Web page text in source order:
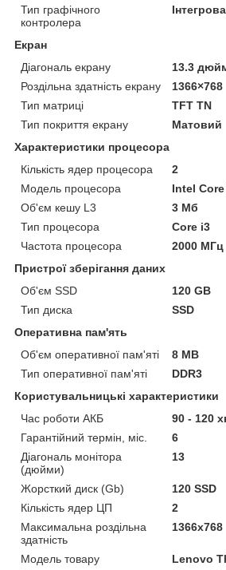
Тип графічного
контролера
Екран
Діагональ екрану
13.3
Роздільна здатність екрану
1366×768
Тип матриці
TFT TN
Тип покриття екрану
Матовий
Характеристики процесора
Кількість ядер процесора
2
Модель процесора
Intel
Об'єм кешу L3
3 Мб
Тип процесора
Core i3
Частота процесора
2000 МГц
Пристрої зберігання даних
Об'єм SSD
120 GB
Тип диска
SSD
Оперативна пам'ять
Об'єм оперативної пам'яті
8 MB
Тип оперативної пам'яті
DDR3
Користувальницькі характеристики
Час роботи АКБ
90 - 120
Гарантійний термін, міс.
6
Діагональ монітора
(дюйми)
13
Жорсткий диск (Gb)
120 SSD
Кількість ядер ЦП
2
Максимальна роздільна
здатність
1366x768
Модель товару
Lenovo